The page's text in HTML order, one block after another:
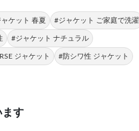
ケット 春夏 #ジャケット ご家庭で洗濯
#ジャケット ナチュラル
ジャケット #防シワ性 ジャケット
ます